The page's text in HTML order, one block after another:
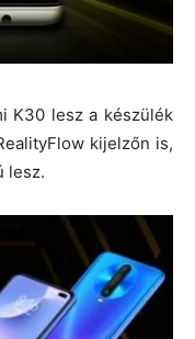
K30 lesz a készülék
kijelzőn is,
lesz.